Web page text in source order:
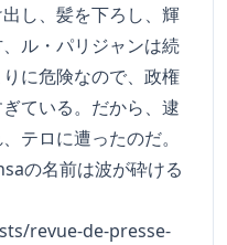
し、髪を下ろし、輝
ル・パリジャンは続
に危険なので、政権
ている。だから、逮
テロに遭ったのだ。
の名前は波が砕ける
revue-de-presse-